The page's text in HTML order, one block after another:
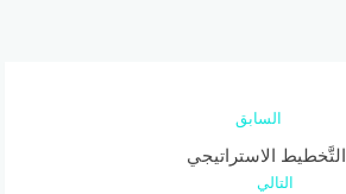
السابق
التَّخطيط الاستراتيجي
التالي